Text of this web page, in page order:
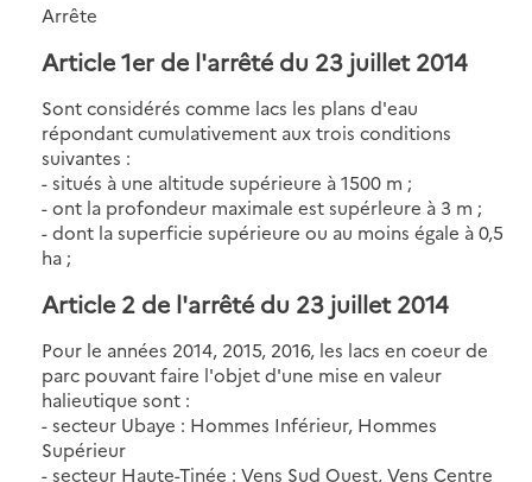
Arrête
Article 1er de l'arrêté du 23 juillet 2014
Sont considérés comme lacs les plans d'eau
répondant cumulativement aux trois conditions
suivantes :
- situés à une altitude supérieure à 1500 m ;
- ont la profondeur maximale est supérleure à 3 m ;
- dont la superficie supérieure ou au moins égale à 0,5
ha ;
Article 2 de l'arrêté du 23 juillet 2014
Pour le années 2014, 2015, 2016, les lacs en coeur de
parc pouvant faire l'objet d'une mise en valeur
halieutique sont :
- secteur Ubaye : Hommes Inférieur, Hommes
Supérieur
- secteur Haute-Tinée : Vens Sud Ouest, Vens Centre